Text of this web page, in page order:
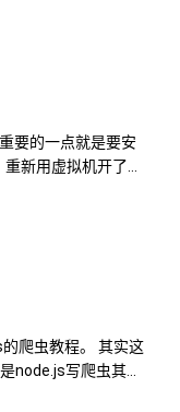
些编码格式的内
要的一点就是要安
新用虚拟机开了一
一下nvm，然而其
是Linux的。
爬虫教程。 其实这
node.js写爬虫其实